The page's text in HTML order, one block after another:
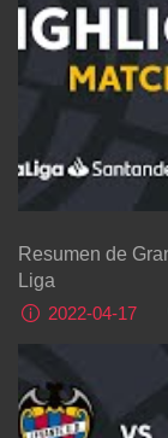
Resumen de
Liga
2022-04-17